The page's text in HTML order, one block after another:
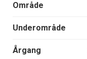
Område
Underområde
Årgang